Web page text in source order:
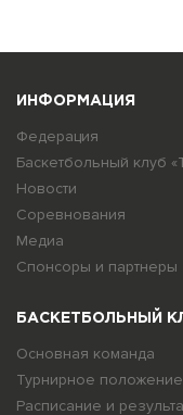
ИНФОРМАЦИЯ
Федерация
Баскетбольный клуб
Новости
Соревнования
Медиа
Спонсоры и партнеры
БАСКЕТБОЛЬНЫЙ
Основная команда
Турнирное положение
Расписание и